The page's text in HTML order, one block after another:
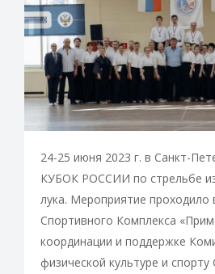
24-25 июня 2023 г. в Санкт-
КУБОК РОССИИ по стрельбе
лука. Мероприятие проходило
Спортивного Комплекса
координации и поддержке
физической культуре и спорту